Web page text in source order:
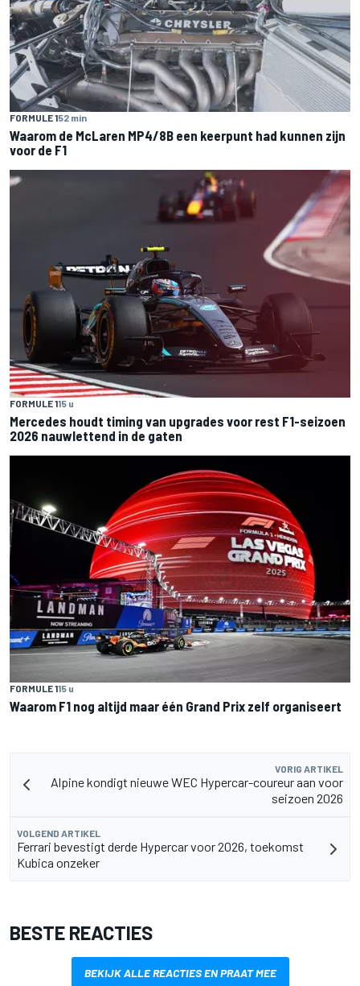
FORMULE 152 min
Waarom de McLaren MP4/8B een keerpunt had kunnen zijn
voor de F1
FORMULE 115 u
Mercedes houdt timing van upgrades voor rest F1-seizoen
2026 nauwlettend in de gaten
FORMULE 115 u
Waarom F1 nog altijd maar één Grand Prix zelf organiseert
VORIG ARTIKEL
Alpine kondigt nieuwe WEC Hypercar-coureur aan voor
seizoen 2026
VOLGEND ARTIKEL
Ferrari bevestigt derde Hypercar voor 2026, toekomst
Kubica onzeker
BESTE REACTIES
BEKIJK ALLE REACTIES EN PRAAT MEE